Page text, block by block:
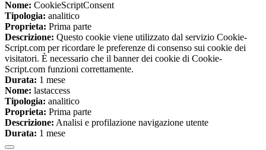
Nome: CookieScriptConsent
Tipologia: analitico
Proprieta: Prima parte
Descrizione: Questo cookie viene utilizzato dal servizio Cookie-
Script.com per ricordare le preferenze di consenso sui cookie dei
visitatori. È necessario che il banner dei cookie di Cookie-
Script.com funzioni correttamente.
Durata: 1 mese
Nome: lastaccess
Tipologia: analitico
Proprieta: Prima parte
Descrizione: Analisi e profilazione navigazione utente
Durata: 1 mese